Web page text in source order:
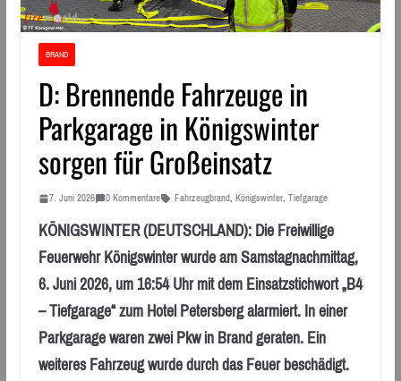
BRAND
D: Brennende Fahrzeuge in
Parkgarage in Königswinter
sorgen für Großeinsatz
7. Juni 2026 0 Kommentare Fahrzeugbrand, Königswinter, Tiefgarage
KÖNIGSWINTER (DEUTSCHLAND): Die Freiwillige
Feuerwehr Königswinter wurde am Samstagnachmittag,
6. Juni 2026, um 16:54 Uhr mit dem Einsatzstichwort „B4
– Tiefgarage“ zum Hotel Petersberg alarmiert. In einer
Parkgarage waren zwei Pkw in Brand geraten. Ein
weiteres Fahrzeug wurde durch das Feuer beschädigt.